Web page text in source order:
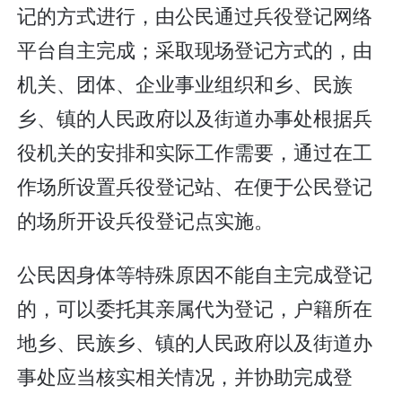
记的方式进行，由公民通过兵役登记网络
平台自主完成；采取现场登记方式的，由
机关、团体、企业事业组织和乡、民族
乡、镇的人民政府以及街道办事处根据兵
役机关的安排和实际工作需要，通过在工
作场所设置兵役登记站、在便于公民登记
的场所开设兵役登记点实施。
公民因身体等特殊原因不能自主完成登记
的，可以委托其亲属代为登记，户籍所在
地乡、民族乡、镇的人民政府以及街道办
事处应当核实相关情况，并协助完成登